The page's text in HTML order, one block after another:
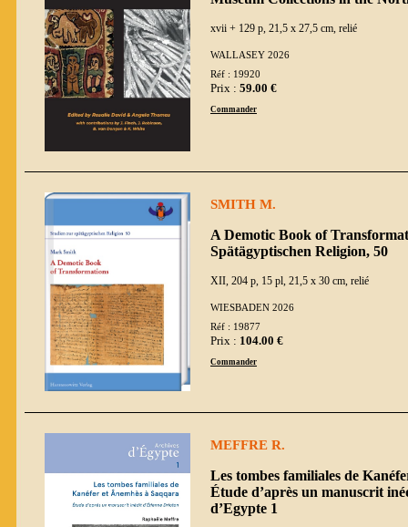
xvii + 129 p, 21,5 x 27,5 cm, relié
WALLASEY 2026
Réf : 19920
Prix : 59.00 €
Commander
SMITH M.
A Demotic Book of
Spätägyptischen Religion, 50
XII, 204 p, 15 pl, 21,5 x 30 cm, relié
WIESBADEN 2026
Réf : 19877
Prix : 104.00 €
Commander
MEFFRE R.
Les tombes familiales de
Étude d’après un manuscrit
d’Egypte 1